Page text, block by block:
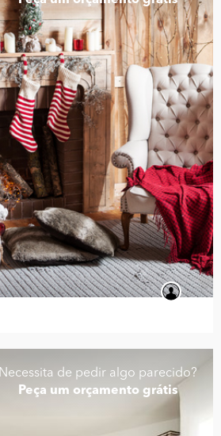
Necessita de pedir algo parecido?
Peça um orçamento grátis